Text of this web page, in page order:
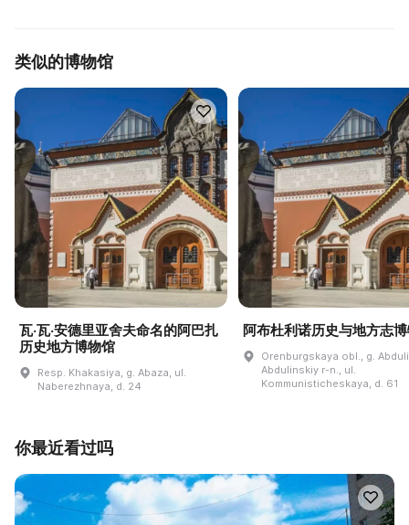
类似的博物馆
瓦·瓦·安德里亚舍夫命名的阿巴扎
历史地方博物馆
Resp. Khakasiya, g. Abaza, ul.
Naberezhnaya, d. 24
阿布杜利诺历史与地方志
Orenburgskaya obl., g.
Abdulinskiy r-n., ul.
Kommunisticheskaya, d. 61
你最近看过吗